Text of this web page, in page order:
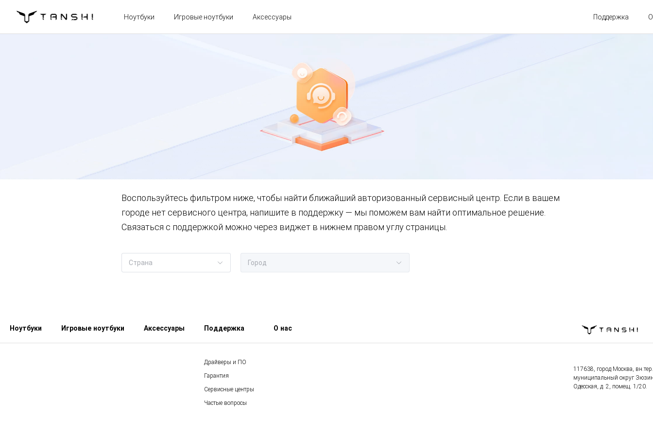
Ноутбуки Игровые ноутбуки Аксессуары Поддержка
Воспользуйтесь фильтром ниже, чтобы найти ближайший авторизованный сервисный центр. Если в вашем
городе нет сервисного центра, напишите в поддержку — мы поможем вам найти оптимальное решение.
Связаться с поддержкой можно через виджет в нижнем правом углу страницы.
Ноутбуки Игровые ноутбуки Аксессуары Поддержка
Драйверы и ПО
Гарантия
Сервисные центры
Частые вопросы
О нас
117638, город Москва,
муниципальный округ
Одесская, д. 2, помещ. 1/20.